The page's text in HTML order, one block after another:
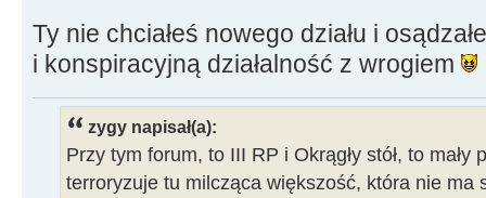
Ty nie chciałeś nowego działu i
i konspiracyjną działalność z wrogiem
zygy napisał(a):
Przy tym forum, to III RP i Okrągły stół, to
terroryzuje tu milcząca większość, która nie ma